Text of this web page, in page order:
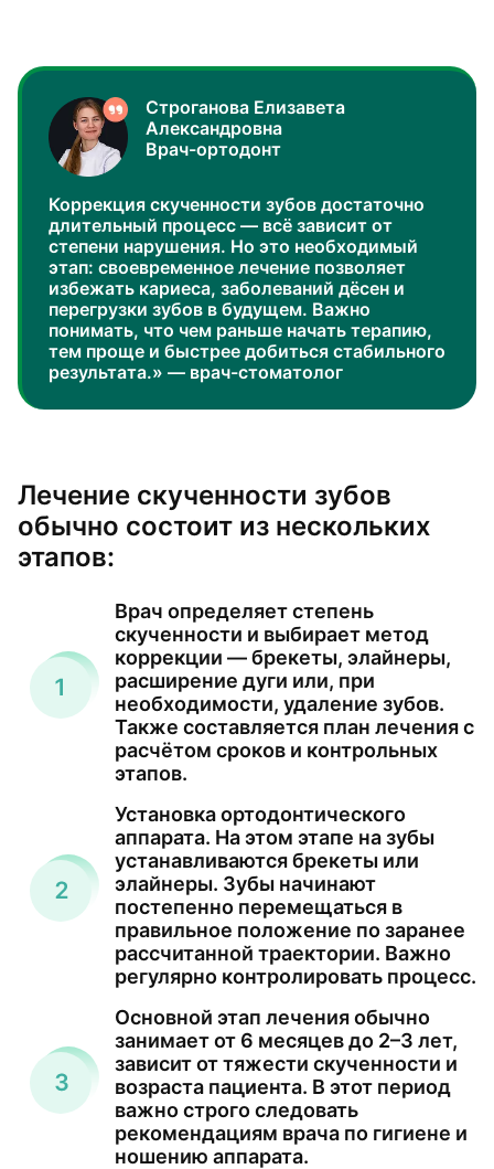
Строганова Елизавета
Александровна
Врач-ортодонт
Коррекция скученности зубов достаточно
длительный процесс — всё зависит от
степени нарушения. Но это необходимый
этап: своевременное лечение позволяет
избежать кариеса, заболеваний дёсен и
перегрузки зубов в будущем. Важно
понимать, что чем раньше начать терапию,
тем проще и быстрее добиться стабильного
результата.» — врач-стоматолог
Лечение скученности зубов
обычно состоит из нескольких
этапов:
Врач определяет степень
скученности и выбирает метод
коррекции — брекеты, элайнеры,
расширение дуги или, при
необходимости, удаление зубов.
Также составляется план лечения с
расчётом сроков и контрольных
этапов.
Установка ортодонтического
аппарата. На этом этапе на зубы
устанавливаются брекеты или
элайнеры. Зубы начинают
постепенно перемещаться в
правильное положение по заранее
рассчитанной траектории. Важно
регулярно контролировать процесс.
Основной этап лечения обычно
занимает от 6 месяцев до 2–3 лет,
зависит от тяжести скученности и
возраста пациента. В этот период
важно строго следовать
рекомендациям врача по гигиене и
ношению аппарата.